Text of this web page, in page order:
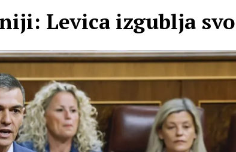
Levica izgublja